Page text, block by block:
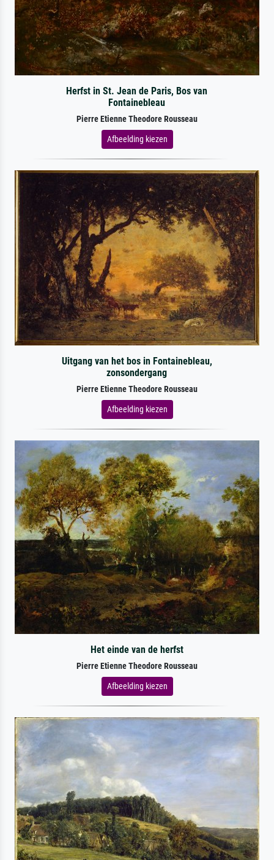
Herfst in St. Jean de Paris, Bos van
Fontainebleau
Pierre Etienne Theodore Rousseau
Afbeelding kiezen
Uitgang van het bos in Fontainebleau,
zonsondergang
Pierre Etienne Theodore Rousseau
Afbeelding kiezen
Het einde van de herfst
Pierre Etienne Theodore Rousseau
Afbeelding kiezen